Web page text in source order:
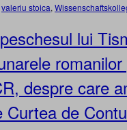
valeriu stoica,
lui
romanilor
despre care
de